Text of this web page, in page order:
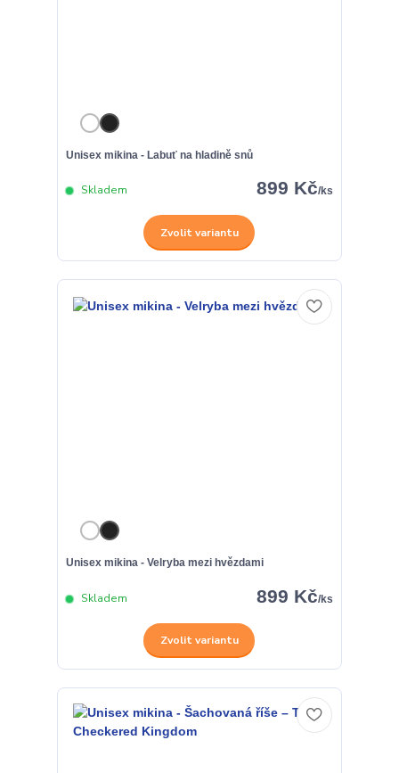
Unisex mikina - Labuť na hladině snů
899 Kč/ks
Skladem
Zvolit variantu
Unisex mikina - Velryba mezi hvězdami
899 Kč/ks
Skladem
Zvolit variantu